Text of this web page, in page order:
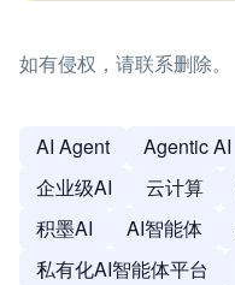
如有侵权，请联系删除。
AI Agent Agentic AI
企业级AI
云计算
积墨AI
AI智能体
私有化AI智能体平台